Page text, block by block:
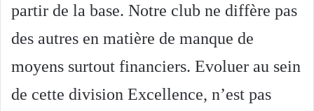
partir de la base. Notre club ne diffère pas
des autres en matière de manque de
moyens surtout financiers. Evoluer au sein
de cette division Excellence, n’est pas